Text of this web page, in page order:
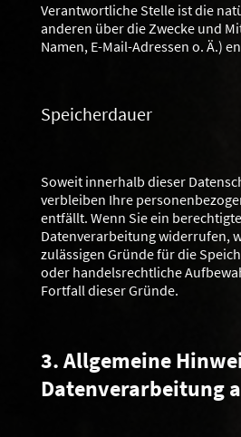
Verantwortliche Stelle ist die
anderen über die Zwecke und
Namen, E-Mail-Adressen o. Ä.)
Speicherdauer
Soweit innerhalb dieser
verbleiben Ihre
entfällt. Wenn Sie ein
Datenverarbeitung widerrufen,
zulässigen Gründe für die
oder handelsrechtliche
Fortfall dieser Gründe.
3. Allgemeine
Datenverarbeitung